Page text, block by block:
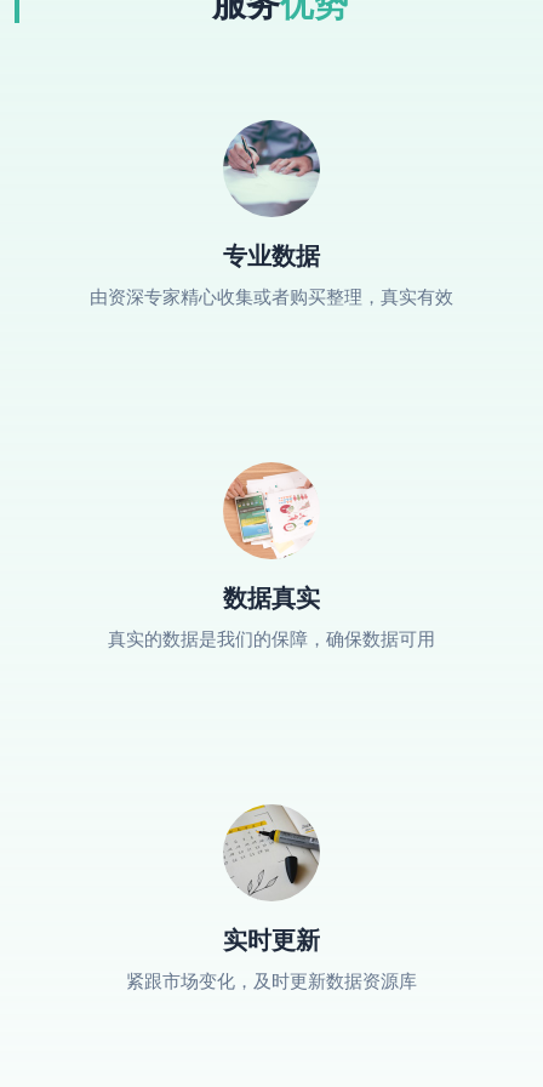
专业数据
由资深专家精心收集或者购买整理，真实有效
数据真实
真实的数据是我们的保障，确保数据可用
实时更新
紧跟市场变化，及时更新数据资源库